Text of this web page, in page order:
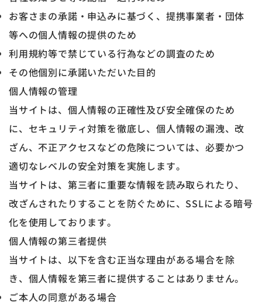
お客さまの承諾・申込みに基づく、提携事業者・団体
等への個人情報の提供のため
利用規約等で禁じている行為などの調査のため
その他個別に承諾いただいた目的
個人情報の管理
当サイトは、個人情報の正確性及び安全確保のため
に、セキュリティ対策を徹底し、個人情報の漏洩、改
ざん、不正アクセスなどの危険については、必要かつ
適切なレベルの安全対策を実施します。
当サイトは、第三者に重要な情報を読み取られたり、
改ざんされたりすることを防ぐために、SSLによる暗号
化を使用しております。
個人情報の第三者提供
当サイトは、以下を含む正当な理由がある場合を除
き、個人情報を第三者に提供することはありません。
ご本人の同意がある場合